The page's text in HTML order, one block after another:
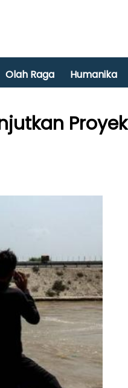
Olah Raga Humanika
Proyek